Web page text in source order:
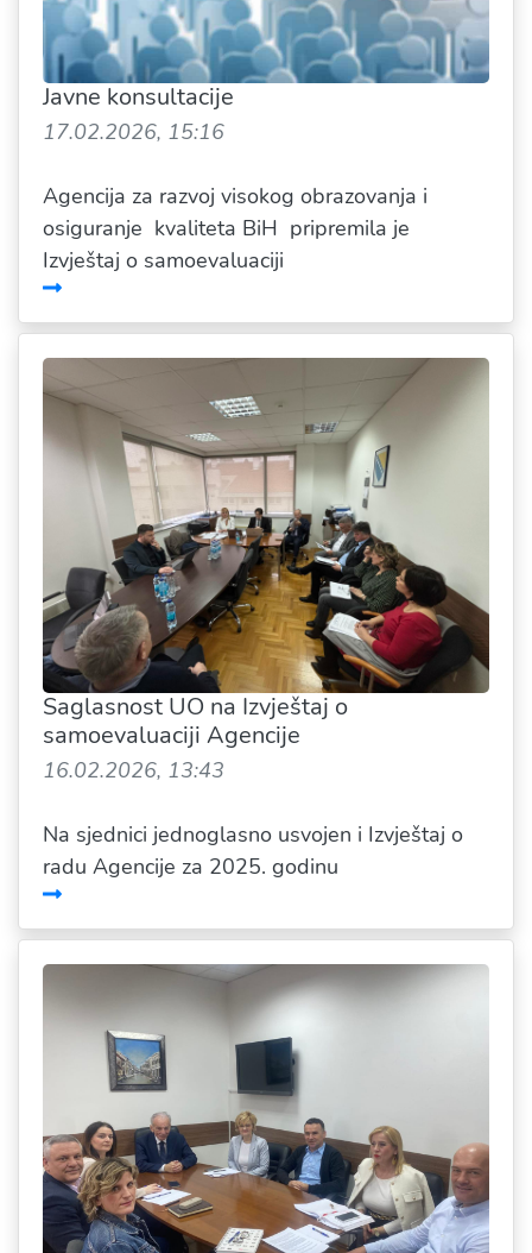
Javne konsultacije
17.02.2026, 15:16
Agencija za razvoj visokog obrazovanja i
osiguranje kvaliteta BiH pripremila je
Izvještaj o samoevaluaciji
Saglasnost UO na Izvještaj o
samoevaluaciji Agencije
16.02.2026, 13:43
Na sjednici jednoglasno usvojen i Izvještaj o
radu Agencije za 2025. godinu